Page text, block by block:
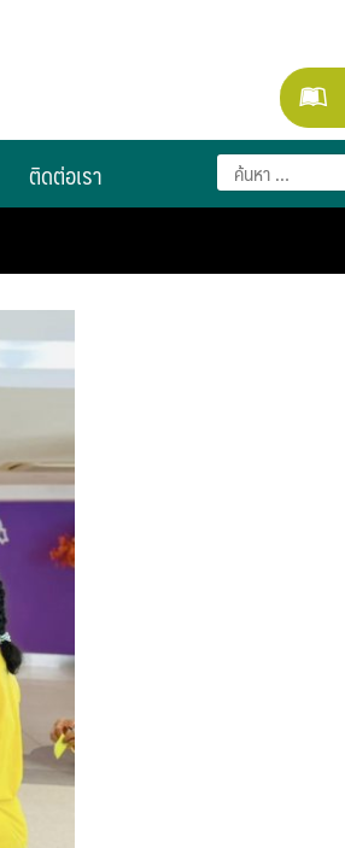
ติดต่อเรา